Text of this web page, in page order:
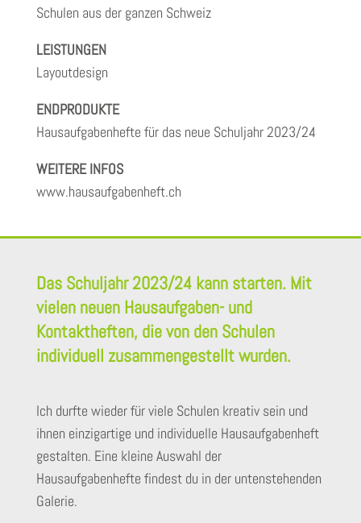
Schulen aus der ganzen Schweiz
LEISTUNGEN
Layoutdesign
ENDPRODUKTE
Hausaufgabenhefte für das neue Schuljahr 2023/24
WEITERE INFOS
www.hausaufgabenheft.ch
Das Schuljahr 2023/24 kann starten. Mit
vielen neuen Hausaufgaben- und
Kontaktheften, die von den Schulen
individuell zusammengestellt wurden.
Ich durfte wieder für viele Schulen kreativ sein und
ihnen einzigartige und individuelle Hausaufgabenheft
gestalten. Eine kleine Auswahl der
Hausaufgabenhefte findest du in der untenstehenden
Galerie.